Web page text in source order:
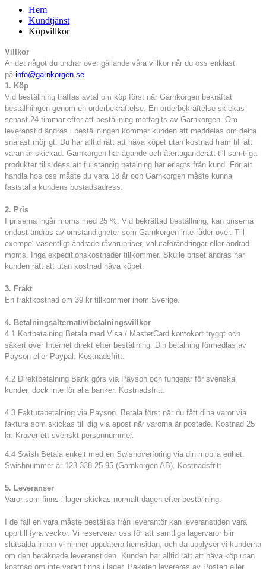
Hem
Kundtjänst
Köpvillkor
Villkor
Är det något du undrar över gällande våra villkor når du oss enklast
på info@garnkorgen.se
1. Köp
Vid beställning träffas avtal om köp först när Garnkorgen bekräftat
beställningen genom en orderbekräftelse. En orderbekräftelse skickas
senast 24 timmar efter att beställning mottagits av Garnkorgen. Om
leveranstid ändras i beställningen kommer kunden att meddelas om detta
snarast möjligt. Du har alltid rätt att häva köpet utan kostnad fram till att
varan är skickad. Garnkorgen har ägande och återtaganderätt till samtliga
produkter tills dess att fullständig betalning har erlagts från kund. För att
handla hos oss måste du vara 18 år och Garnkorgen måste kunna
fastställa kundens bostadsadress.
2. Pris
I priserna ingår moms med 25 %. Vid bekräftad beställning, kan priserna
endast ändras av omständigheter som Garnkorgen inte råder över. Till
exempel väsentligt ändrade råvarupriser, valutaförändringar eller ändrad
moms. Inga expeditionskostnader tillkommer. Skulle priset ändras har
kunden rätt att utan kostnad häva köpet.
3. Frakt
En fraktkostnad om 39 kr tillkommer inom Sverige.
4. Betalningsalternativ/betalningsvillkor
4.1 Kortbetalning Betala med Visa / MasterCard kontokort tryggt och
säkert över Internet direkt efter beställning. Din betalning förmedlas av
Payson eller Paypal. Kostnadsfritt.
4.2 Direktbetalning Bank görs via Payson och fungerar för svenska
kunder, dock inte för alla banker. Kostnadsfritt.
4.3 Fakturabetalning via Payson. Betala först när du fått dina varor via
faktura som skickas till dig via epost när varorna är postade. Kostnad 25
kr. Kräver ett svenskt personnummer.
4.4 Swish Betala enkelt med en Swishöverföring via din mobila enhet.
Swishnummer är 123 338 25 95 (Garnkorgen AB). Kostnadsfritt
5. Leveranser
Varor som finns i lager skickas normalt dagen efter beställning.
I de fall en vara måste beställas från leverantör kan leveranstiden vara
upp till fyra veckor. Vi reserverar oss för att samtliga lagervaror blir
slutsålda innan vi hinner uppdatera hemsidan, och då upplyser vi kunderna
om den beräknade leveranstiden. Kunden har alltid rätt att häva köp utan
kostnad om inte varan finns i lager. Paketen levereras av Posten eller